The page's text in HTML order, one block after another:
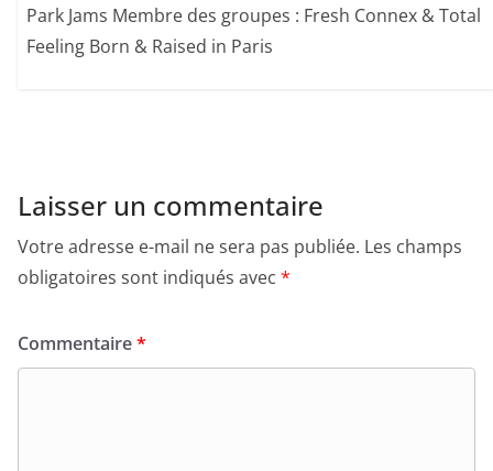
Park Jams Membre des groupes : Fresh Connex & Total
Feeling Born & Raised in Paris
Laisser un commentaire
Votre adresse e-mail ne sera pas publiée. Les champs
obligatoires sont indiqués avec *
Commentaire*